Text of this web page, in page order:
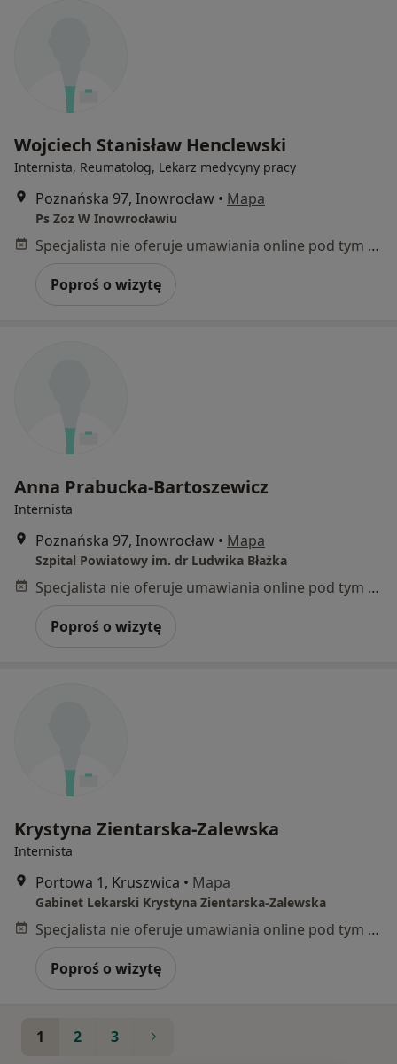
Wojciech Stanisław Henclewski
Internista, Reumatolog, Lekarz medycyny pracy
Poznańska 97, Inowrocław • Mapa
Ps Zoz W Inowrocławiu
Specjalista nie oferuje umawiania online pod tym adresem.
Poproś o wizytę
Anna Prabucka-Bartoszewicz
Internista
Poznańska 97, Inowrocław • Mapa
Szpital Powiatowy im. dr Ludwika Błażka
Specjalista nie oferuje umawiania online pod tym adresem.
Poproś o wizytę
Krystyna Zientarska-Zalewska
Internista
Portowa 1, Kruszwica • Mapa
Gabinet Lekarski Krystyna Zientarska-Zalewska
Specjalista nie oferuje umawiania online pod tym adresem.
Poproś o wizytę
1 2 3